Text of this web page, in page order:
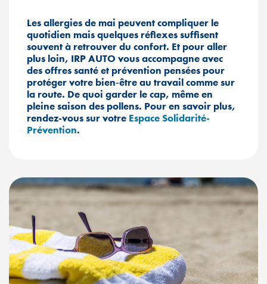
Les allergies de mai peuvent compliquer le
quotidien mais quelques réflexes suffisent
souvent à retrouver du confort. Et pour aller
plus loin, IRP AUTO vous accompagne avec
des offres santé et prévention pensées pour
protéger votre bien‑être au travail comme sur
la route. De quoi garder le cap, même en
pleine saison des pollens. Pour en savoir plus,
rendez-vous sur votre Espace Solidarité-
Prévention.